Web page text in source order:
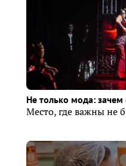
Не только мода: зачем
Место, где важны не